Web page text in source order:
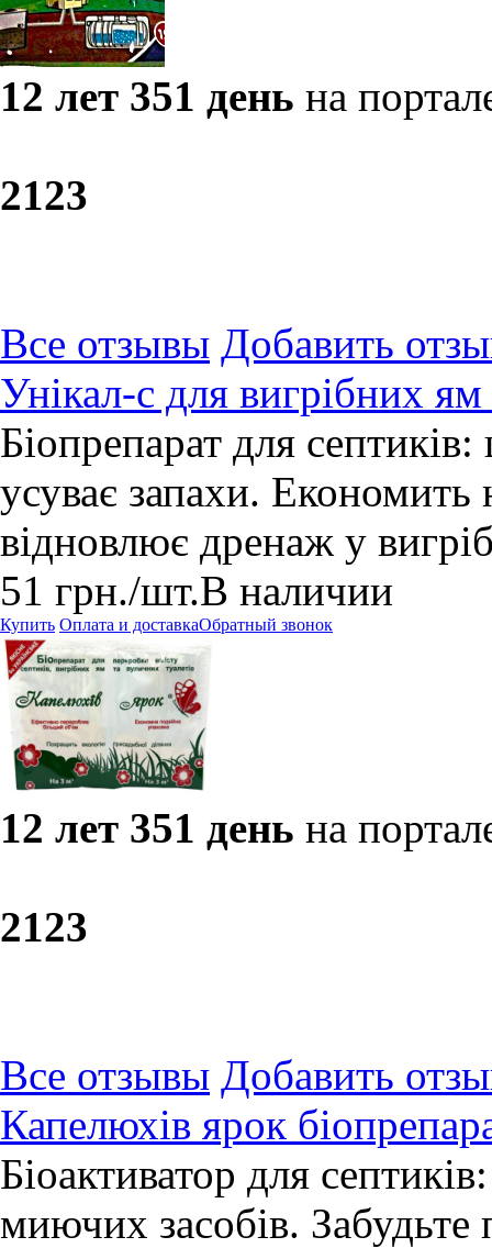
12 лет 351 день на
2123
Все отзывы Добавить
Унікал-с для вигрібних ям
Біопрепарат для
усуває запахи. Економить
відновлює дренаж у
51 грн./шт.В наличии
Купить Оплата и доставкаОбратный звонок
12 лет 351 день на
2123
Все отзывы Добавить
Капелюхів ярок
Біоактиватор для
миючих засобів. Забудьте